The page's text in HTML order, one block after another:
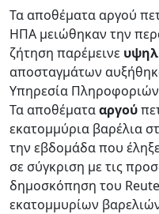
Τα αποθέματα αργού
ΗΠΑ μειώθηκαν την
ζήτηση παρέμεινε
αποσταγμάτων
Υπηρεσία Πληροφοριών
Τα αποθέματααργού
εκατομμύρια βαρέλια
την εβδομάδα που
σε σύγκριση με τις
δημοσκόπηση του
εκατομμυρίων